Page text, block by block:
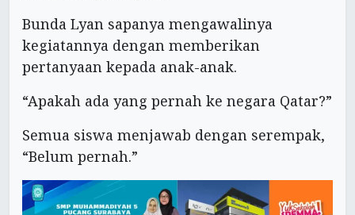
Bunda Lyan sapanya mengawalinya
kegiatannya dengan memberikan
pertanyaan kepada anak-anak.
“Apakah ada yang pernah ke negara Qatar?”
Semua siswa menjawab dengan serempak,
“Belum pernah.”